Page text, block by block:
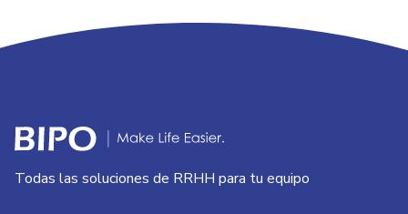
Todas las soluciones de RRHH para tu equipo